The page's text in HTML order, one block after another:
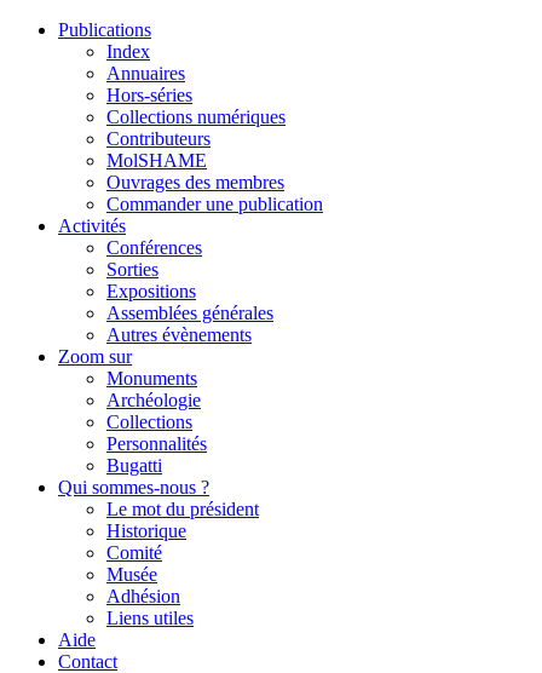
Publications
Index
Annuaires
Hors-séries
Collections numériques
Contributeurs
MolSHAME
Ouvrages des membres
Commander une publication
Activités
Conférences
Sorties
Expositions
Assemblées générales
Autres évènements
Zoom sur
Monuments
Archéologie
Collections
Personnalités
Bugatti
Qui sommes-nous ?
Le mot du président
Historique
Comité
Musée
Adhésion
Liens utiles
Aide
Contact